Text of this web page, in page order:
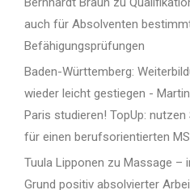
auch für Absolventen
Befähigungsprüfungen
Baden-Württemberg:
wieder leicht gestiegen -
Paris studieren! TopUp: nutzen
für einen berufsorientierten
Tuula Lipponen zu Massage –
Grund positiv absolvierter